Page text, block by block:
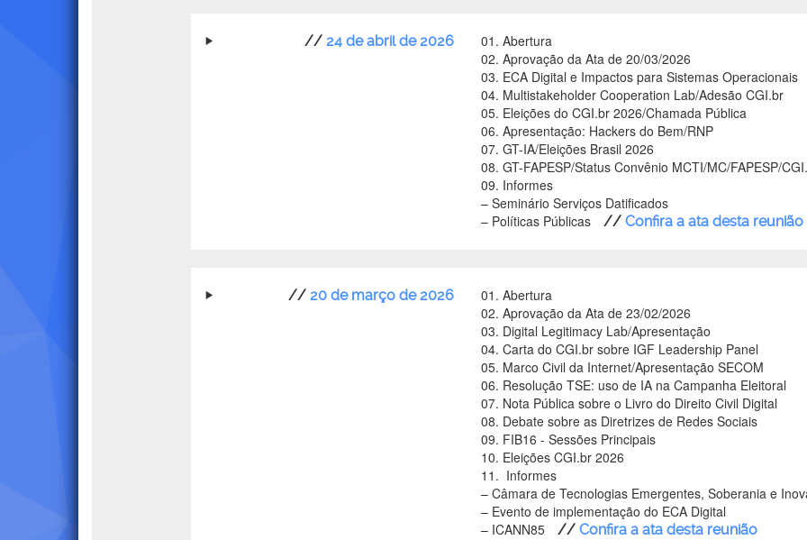
// 24 de abril de 2026
01. Abertura
02. Aprovação da Ata de 20/03/2026
03. ECA Digital e Impactos para Sistemas Operacionais
04. Multistakeholder Cooperation Lab/Adesão CGI.br
05. Eleições do CGI.br 2026/Chamada Pública
06. Apresentação: Hackers do Bem/RNP
07. GT-IA/Eleições Brasil 2026
08. GT-FAPESP/Status Convênio MCTI/MC/FAPESP/
09. Informes
–Seminário Serviços Datificados
–Políticas Públicas // Confira a ata desta reunião
// 20 de março de 2026
01. Abertura
02. Aprovação da Ata de 23/02/2026
03. Digital Legitimacy Lab/Apresentação
04. Carta do CGI.br sobre IGF Leadership Panel
05. Marco Civil da Internet/Apresentação SECOM
06. Resolução TSE: uso de IA na Campanha Eleitoral
07. Nota Pública sobre o Livro do Direito Civil Digital
08. Debate sobre as Diretrizes de Redes Sociais
09. FIB16 - Sessões Principais
10. Eleições CGI.br 2026
11. Informes
–Câmara de Tecnologias Emergentes, Soberania e
–Evento de implementação do ECA Digital
–ICANN85 // Confira a ata desta reunião